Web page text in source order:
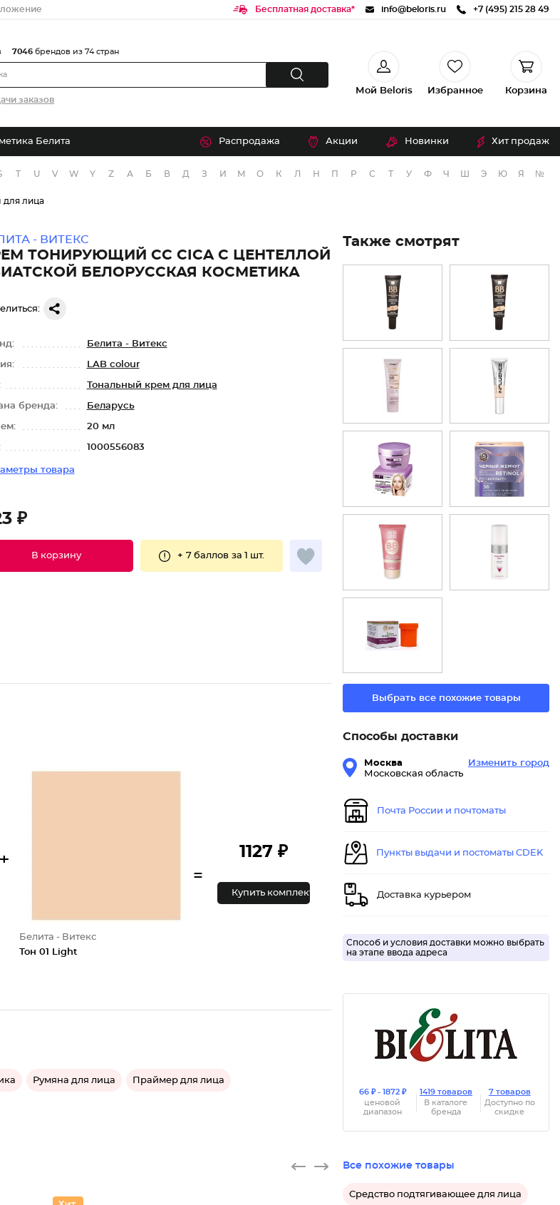
Бесплатная доставка* info@beloris.ru +7 (495) 215 28 49
заказов
7046 брендов из 74 стран
Мой Beloris Избранное Корзина
Белита Распродажа Акции Новинки Хит продаж
T U V W Y Z А Б В Д З И М О К Л Н П Р С Т У Ф Ч Э Ю Я №
для лица
- ВИТЕКС
ТОНИРУЮЩИЙ СС CICA С ЦЕНТЕЛЛОЙ
БЕЛОРУССКАЯ КОСМЕТИКА
Белита - Витекс
LAB colour
Тональный крем для лица
бренда: Беларусь
20 мл
1000556083
товара
₽
В корзину + 7 баллов за 1 шт.
+
Белита - Витекс
Тон 01 Light
=
1127 ₽
Купить комплект
Румяна для лица Праймер для лица
Также смотрят
Выбрать все похожие товары
Способы доставки
Москва
Московская область
Изменить город
Почта России и почтоматы
Пункты выдачи и постоматы CDEK
Доставка курьером
Способ и условия доставки можно выбрать
на этапе ввода адреса
66 ₽ - 1872 ₽
ценовой
диапазон
1419 товаров
В каталоге
бренда
7 товаров
Доступно по
скидке
Все похожие товары
Средство подтягивающее для лица